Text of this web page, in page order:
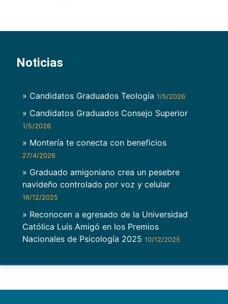
Noticias
» Candidatos Graduados Teología 1/5/2026
» Candidatos Graduados Consejo Superior
1/5/2026
» Montería te conecta con beneficios
27/4/2026
» Graduado amigoniano crea un pesebre
navideño controlado por voz y celular
16/12/2025
» Reconocen a egresado de la Universidad
Católica Luis Amigó en los Premios
Nacionales de Psicología 2025 10/12/2025